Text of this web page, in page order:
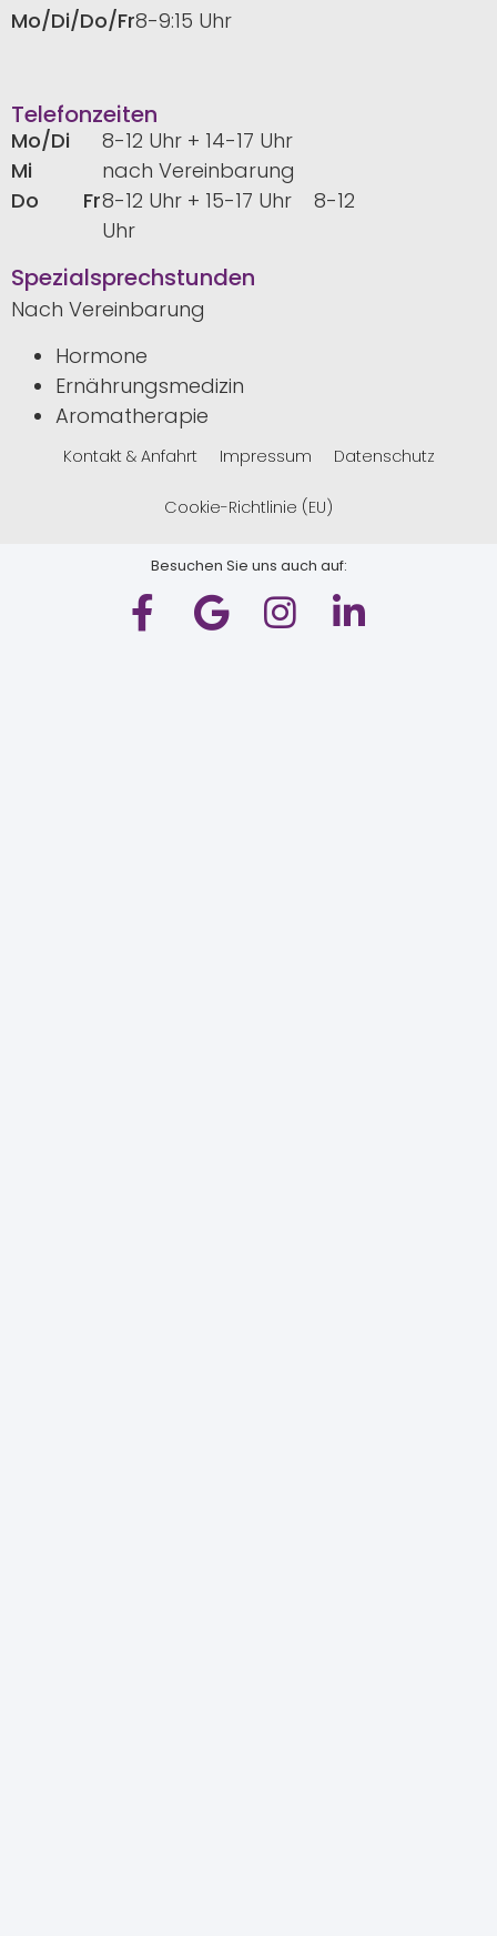
Mo/Di/Do/Fr8-9:15 Uhr
Telefonzeiten
Mo/Di
Mi
Do Fr
8-12 Uhr + 14-17 Uhr
nach Vereinbarung
8-12 Uhr + 15-17 Uhr 8-12
Uhr
Spezialsprechstunden
Nach Vereinbarung
Hormone
Ernährungsmedizin
Aromatherapie
Kontakt & Anfahrt Impressum Datenschutz
Cookie-Richtlinie (EU)
Besuchen Sie uns auch auf: